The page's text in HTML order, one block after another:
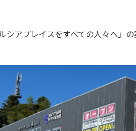
シアプレイスをすべての人々へ」